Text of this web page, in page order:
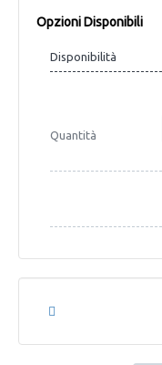
Opzioni Disponibili
Disponibilità
Quantità